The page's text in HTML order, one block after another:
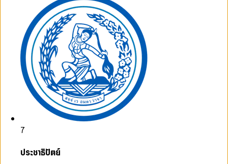
7
ประชาธิปัตย์